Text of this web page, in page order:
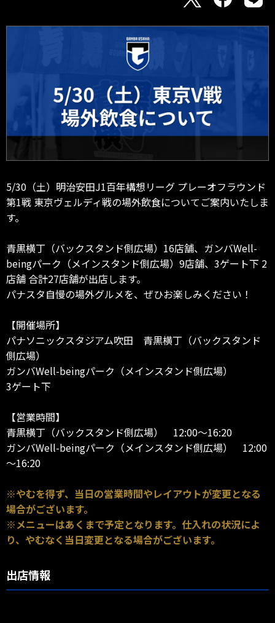
5/30（土）明治安田J1百年構想リーグ プレーオフラウンド
第1戦 東京ヴェルディ戦の場外飲食についてご案内いたしま
す。
青黒横丁（バックスタンド側広場）16店舗、ガンバWell-
beingパーク（メインスタンド側広場）9店舗、3ゲート下 2
店舗 合計27店舗が出店します。
パナスタ自慢の場外グルメを、ぜひお楽しみください！
【開催場所】
パナソニックスタジアム吹田 青黒横丁（バックスタンド
側広場）
ガンバWell-beingパーク（メインスタンド側広場）
3ゲート下
【営業時間】
青黒横丁（バックスタンド側広場） 12:00～16:20
ガンバWell-beingパーク（メインスタンド側広場） 12:00
～16:20
※やむを得ず、当日の営業時間やレイアウトが変更となる
場合がございます。
※メニューはあくまで予定となります。仕入れの状況によ
り、やむなく当日変更となる場合がございます。
出店情報